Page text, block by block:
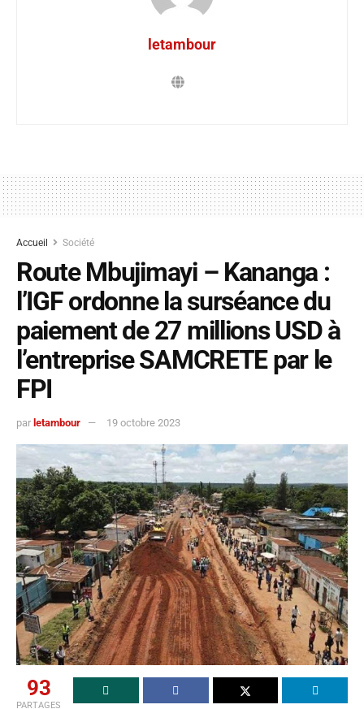
letambour
Accueil Société
Route Mbujimayi – Kananga :
l’IGF ordonne la surséance du
paiement de 27 millions USD à
l’entreprise SAMCRETE par le
FPI
par letambour 19 octobre 2023
93
PARTAGES